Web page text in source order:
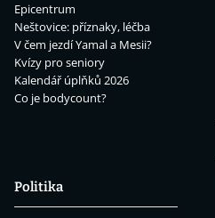
Epicentrum
Neštovice: příznaky, léčba
V čem jezdí Yamal a Mesii?
Kvízy pro seniory
Kalendář úplňků 2026
Co je bodycount?
Politika